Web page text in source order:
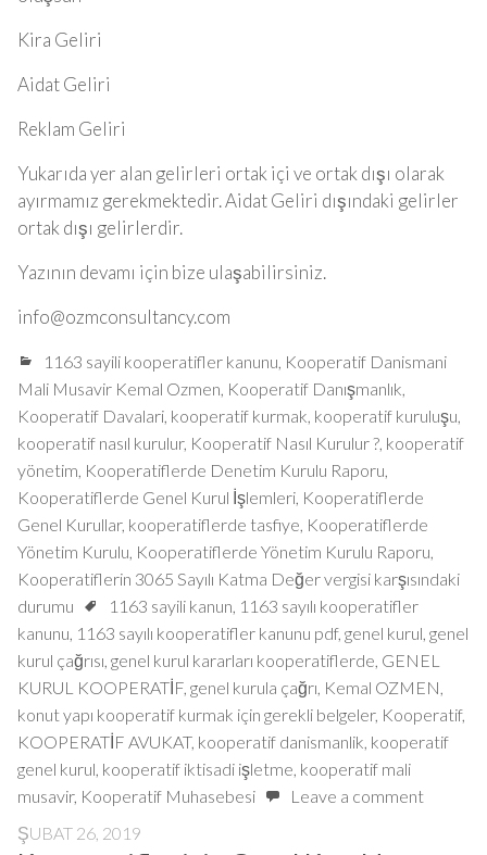
Kira Geliri
Aidat Geliri
Reklam Geliri
Yukarıda yer alan gelirleri ortak içi ve ortak dışı olarak
ayırmamız gerekmektedir. Aidat Geliri dışındaki gelirler
ortak dışı gelirlerdir.
Yazının devamı için bize ulaşabilirsiniz.
info@ozmconsultancy.com
1163 sayili kooperatifler kanunu Kooperatif Danismani
Mali Musavir Kemal Ozmen Kooperatif Danışmanlık
Kooperatif Davalari kooperatif kurmak kooperatif kuruluşu
kooperatif nasıl kurulur, Kooperatif Nasıl Kurulur ? kooperatif
yönetim Kooperatiflerde Denetim Kurulu Raporu
Kooperatiflerde Genel Kurul İşlemleri Kooperatiflerde
Genel Kurullar, kooperatiflerde tasfiye Kooperatiflerde
Yönetim Kurulu Kooperatiflerde Yönetim Kurulu Raporu
Kooperatiflerin 3065 Sayılı Katma Değer vergisi karşısındaki
durumu
1163 sayili kanun 1163 sayılı kooperatifler
kanunu 1163 sayılı kooperatifler kanunu pdf, genel kurul genel
kurul çağrısı genel kurul kararları kooperatiflerde GENEL
KURUL KOOPERATİF genel kurula çağrı Kemal OZMEN
konut yapı kooperatif kurmak için gerekli belgeler, Kooperatif,
KOOPERATİF AVUKAT, kooperatif danismanlik kooperatif
genel kurul kooperatif iktisadi işletme kooperatif mali
musavir, Kooperatif Muhasebesi
Leave a comment
ŞUBAT 26, 2019